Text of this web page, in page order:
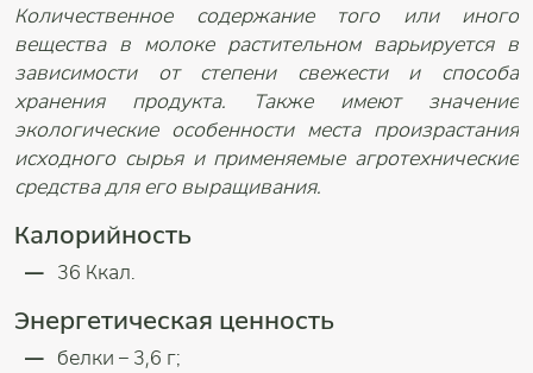
Количественное содержание того или иного
вещества в молоке растительном варьируется в
зависимости от степени свежести и способа
хранения продукта. Также имеют значение
экологические особенности места произрастания
исходного сырья и применяемые агротехнические
средства для его выращивания.
Калорийность
36 Ккал.
Энергетическая ценность
белки – 3,6 г;